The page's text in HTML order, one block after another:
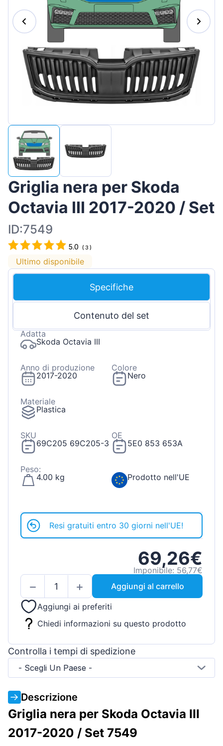
Magyar
Lietuvių
Português
Slovenian
Latvian
Slovenčina
Griglia nera per Skoda
Octavia III 2017-2020 / Set
ID:7549
5.0 (3 )
Ultimo disponibile
Specifiche
Contenuto del set
Adatta
Skoda Octavia III
Anno di produzione
2017-2020
Colore
Nero
Materiale
Plastica
SKU
69C205 69C205-3
OE
5E0 853 653A
Peso:
4.00 kg
Prodotto nell'UE
Resi gratuiti entro 30 giorni nell'UE!
69,26€
Imponibile: 56,77€
Aggiungi al carrello
Aggiungi ai preferiti
Chiedi informazioni su questo prodotto
Controlla i tempi di spedizione
- Scegli Un Paese -
Descrizione
Griglia nera per Skoda Octavia III
2017-2020 / Set 7549